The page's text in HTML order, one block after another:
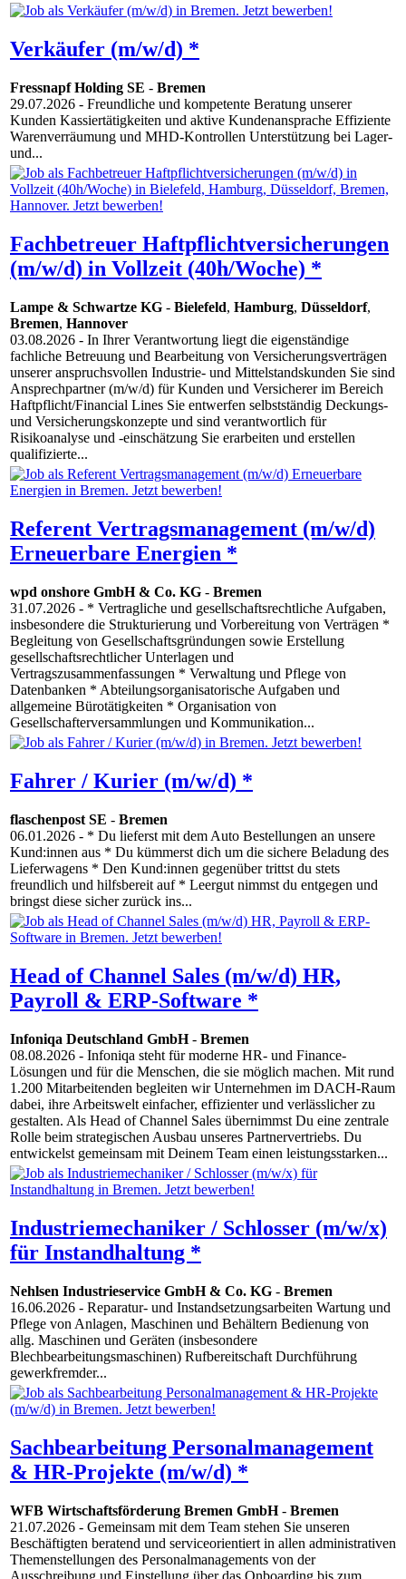
Verkäufer (m/w/d) *
Fressnapf Holding SE - Bremen
29.07.2026 - Freundliche und kompetente Beratung unserer
Kunden Kassiertätigkeiten und aktive Kundenansprache Effiziente
Warenverräumung und MHD-Kontrollen Unterstützung bei Lager-
und...
Fachbetreuer Haftpflichtversicherungen
(m/w/d) in Vollzeit (40h/Woche) *
Lampe & Schwartze KG - Bielefeld, Hamburg, Düsseldorf,
Bremen, Hannover
03.08.2026 - In Ihrer Verantwortung liegt die eigenständige
fachliche Betreuung und Bearbeitung von Versicherungsverträgen
unserer anspruchsvollen Industrie- und Mittelstandskunden Sie sind
Ansprechpartner (m/w/d) für Kunden und Versicherer im Bereich
Haftpflicht/Financial Lines Sie entwerfen selbstständig Deckungs-
und Versicherungskonzepte und sind verantwortlich für
Risikoanalyse und -einschätzung Sie erarbeiten und erstellen
qualifizierte...
Referent Vertragsmanagement (m/w/d)
Erneuerbare Energien *
wpd onshore GmbH & Co. KG - Bremen
31.07.2026 - * Vertragliche und gesellschaftsrechtliche Aufgaben,
insbesondere die Strukturierung und Vorbereitung von Verträgen *
Begleitung von Gesellschaftsgründungen sowie Erstellung
gesellschaftsrechtlicher Unterlagen und
Vertragszusammenfassungen * Verwaltung und Pflege von
Datenbanken * Abteilungsorganisatorische Aufgaben und
allgemeine Bürotätigkeiten * Organisation von
Gesellschafterversammlungen und Kommunikation...
Fahrer / Kurier (m/w/d) *
flaschenpost SE - Bremen
06.01.2026 - * Du lieferst mit dem Auto Bestellungen an unsere
Kund:innen aus * Du kümmerst dich um die sichere Beladung des
Lieferwagens * Den Kund:innen gegenüber trittst du stets
freundlich und hilfsbereit auf * Leergut nimmst du entgegen und
bringst diese sicher zurück ins...
Head of Channel Sales (m/w/d) HR,
Payroll & ERP-Software *
Infoniqa Deutschland GmbH- Bremen
08.08.2026 - Infoniqa steht für moderne HR- und Finance-
Lösungen und für die Menschen, die sie möglich machen. Mit rund
1.200 Mitarbeitenden begleiten wir Unternehmen im DACH-Raum
dabei, ihre Arbeitswelt einfacher, effizienter und verlässlicher zu
gestalten. Als Head of Channel Sales übernimmst Du eine zentrale
Rolle beim strategischen Ausbau unseres Partnervertriebs. Du
entwickelst gemeinsam mit Deinem Team einen leistungsstarken...
Industriemechaniker / Schlosser (m/w/x)
für Instandhaltung *
Nehlsen Industrieservice GmbH & Co. KG - Bremen
16.06.2026 - Reparatur- und Instandsetzungsarbeiten Wartung und
Pflege von Anlagen, Maschinen und Behältern Bedienung von
allg. Maschinen und Geräten (insbesondere
Blechbearbeitungsmaschinen) Rufbereitschaft Durchführung
gewerkfremder...
Sachbearbeitung Personalmanagement
& HR-Projekte (m/w/d) *
WFB Wirtschaftsförderung Bremen GmbH- Bremen
21.07.2026 - Gemeinsam mit dem Team stehen Sie unseren
Beschäftigten beratend und serviceorientiert in allen administrativen
Themenstellungen des Personalmanagements von der